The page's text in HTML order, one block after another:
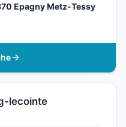
Epagny Metz-Tessy
lecointe